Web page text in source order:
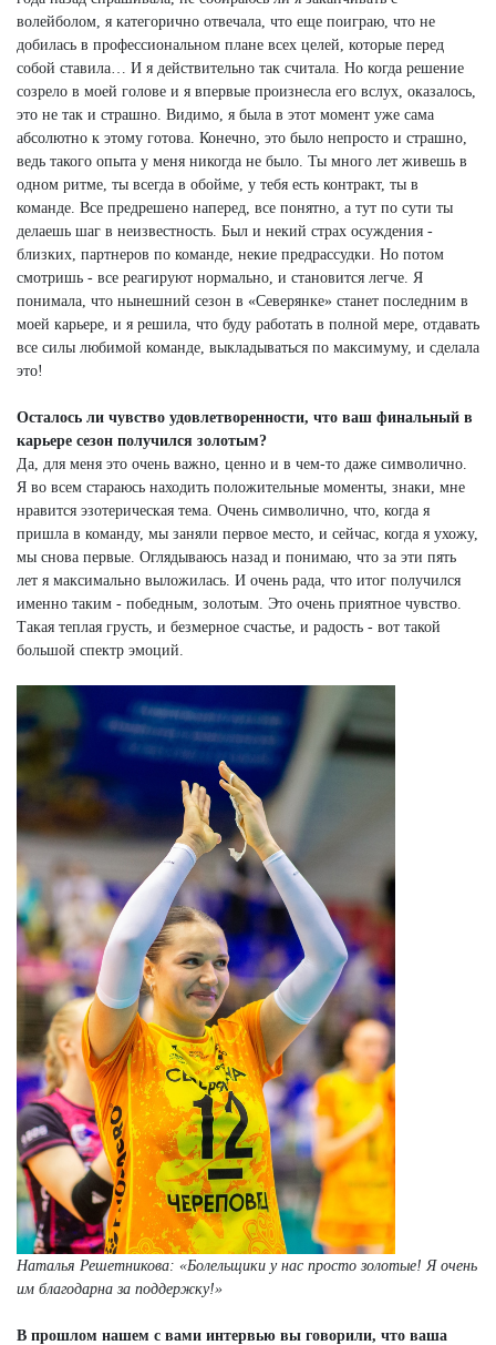
волейболом, я категорично отвечала, что еще поиграю, что не
добилась в профессиональном плане всех целей, которые перед
собой ставила… И я действительно так считала. Но когда решение
созрело в моей голове и я впервые произнесла его вслух, оказалось,
это не так и страшно. Видимо, я была в этот момент уже сама
абсолютно к этому готова. Конечно, это было непросто и страшно,
ведь такого опыта у меня никогда не было. Ты много лет живешь в
одном ритме, ты всегда в обойме, у тебя есть контракт, ты в
команде. Все предрешено наперед, все понятно, а тут по сути ты
делаешь шаг в неизвестность. Был и некий страх осуждения -
близких, партнеров по команде, некие предрассудки. Но потом
смотришь - все реагируют нормально, и становится легче. Я
понимала, что нынешний сезон в «Северянке» станет последним в
моей карьере, и я решила, что буду работать в полной мере, отдавать
все силы любимой команде, выкладываться по максимуму, и сделала
это!
Осталось ли чувство удовлетворенности, что ваш финальный в
карьере сезон получился золотым?
Да, для меня это очень важно, ценно и в чем-то даже символично.
Я во всем стараюсь находить положительные моменты, знаки, мне
нравится эзотерическая тема. Очень символично, что, когда я
пришла в команду, мы заняли первое место, и сейчас, когда я ухожу,
мы снова первые. Оглядываюсь назад и понимаю, что за эти пять
лет я максимально выложилась. И очень рада, что итог получился
именно таким - победным, золотым. Это очень приятное чувство.
Такая теплая грусть, и безмерное счастье, и радость - вот такой
большой спектр эмоций.
Наталья Решетникова: «Болельщики у нас просто золотые! Я очень
им благодарна за поддержку!»
В прошлом нашем с вами интервью вы говорили, что ваша